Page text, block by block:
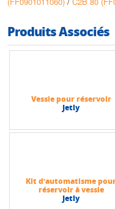
Produits Associés
Vessie pour réservoir
Jetly
Kit d’automatisme
réservoir à vessie
Jetly